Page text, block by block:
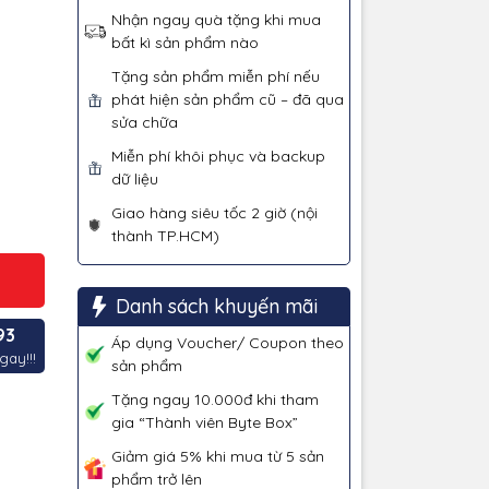
Nhận ngay quà tặng khi mua
bất kì sản phẩm nào
Tặng sản phẩm miễn phí nếu
phát hiện sản phẩm cũ – đã qua
sửa chữa
Miễn phí khôi phục và backup
dữ liệu
Giao hàng siêu tốc 2 giờ (nội
thành TP.HCM)
Danh sách khuyến mãi
Áp dụng Voucher/ Coupon theo
sản phẩm
Tặng ngay 10.000đ khi tham
gia “Thành viên Byte Box”
Giảm giá 5% khi mua từ 5 sản
phẩm trở lên